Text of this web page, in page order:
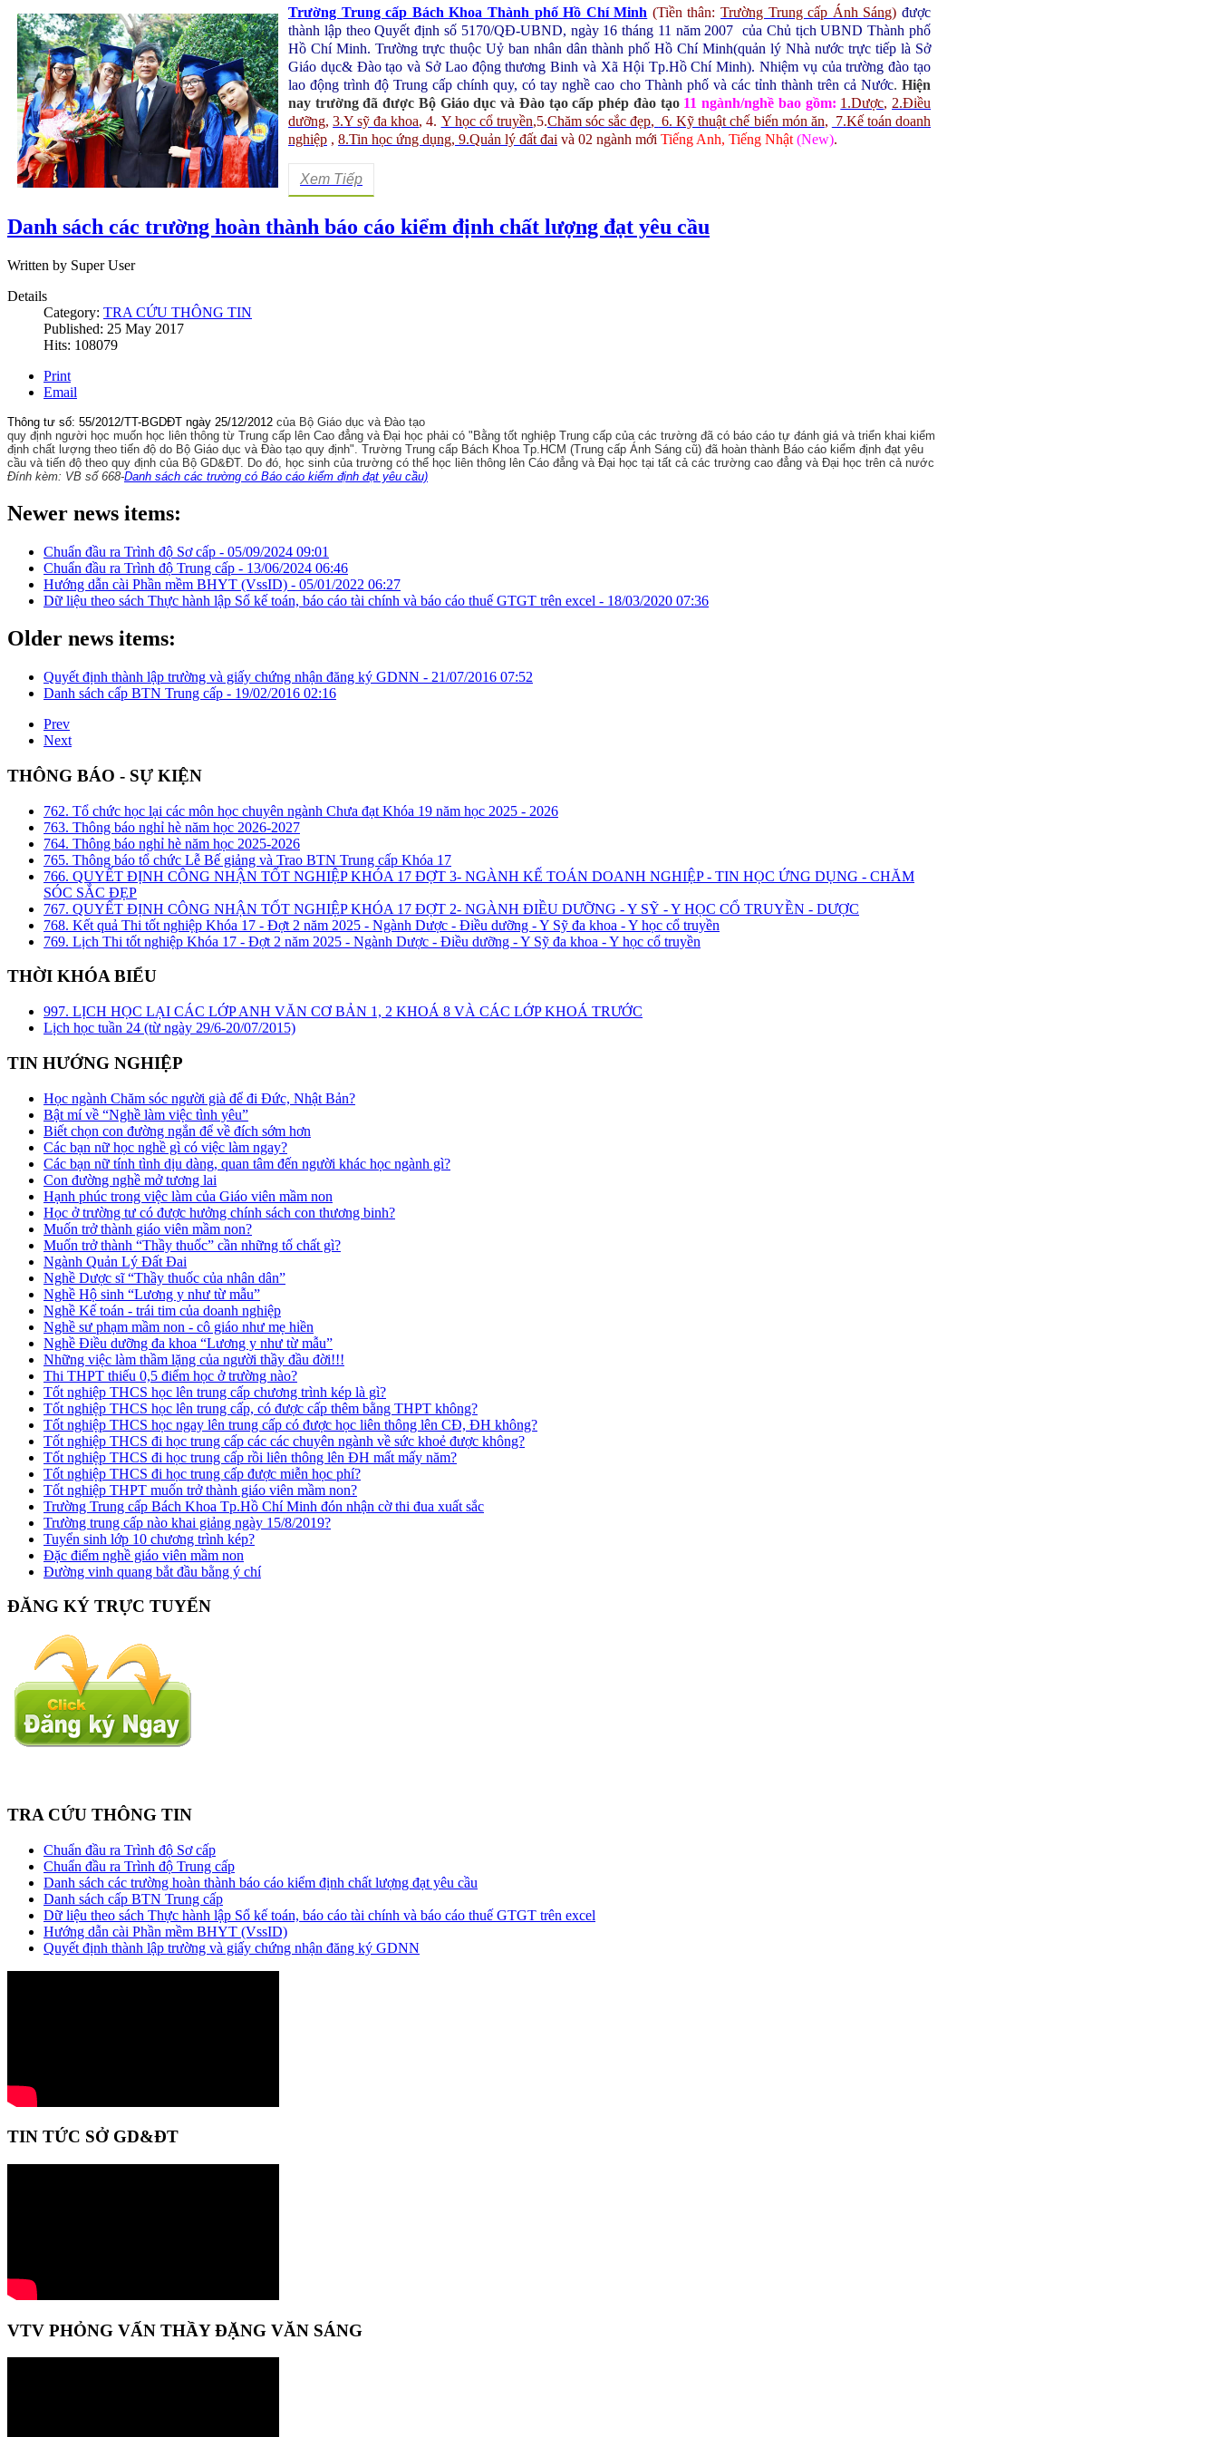
Trường Trung cấp Bách Khoa Thành phố Hồ Chí Minh (Tiền thân:Trường Trung cấp Ánh Sáng) được
thành lập theo Quyết định số 5170/QĐ-UBND, ngày 16 tháng 11 năm 2007 của Chủ tịch UBND Thành phố
Hồ Chí Minh. Trường trực thuộc Uỷ ban nhân dân thành phố Hồ Chí Minh(quản lý Nhà nước trực tiếp là Sở
Giáo dục& Đào tạo và Sở Lao động thương Binh và Xã Hội Tp.Hồ Chí Minh). Nhiệm vụ của trường đào tạo
lao động trình độ Trung cấp chính quy, có tay nghề cao cho Thành phố và các tỉnh thành trên cả Nước.Hiện
nay trường đã được Bộ Giáo dục và Đào tạo cấp phép đào tạo11 ngành/nghề bao gồm: 1.Dược, 2.Điều
dưỡng,3.Y sỹ đa khoa,4. Y học cổ truyền,5.Chăm sóc sắc đẹp, 6. Kỹ thuật chế biến món ăn, 7.Kế toán doanh
nghiệp , 8.Tin học ứng dụng, 9.Quản lý đất đai và 02 ngành mới Tiếng Anh, Tiếng Nhật (New).
Xem Tiếp
Danh sách các trường hoàn thành báo cáo kiểm định chất lượng đạt yêu cầu
Written by Super User
Details
Category: TRA CỨU THÔNG TIN
Published: 25 May 2017
Hits: 108079
Print
Email
Thông tư số: 55/2012/TT-BGDĐT ngày 25/12/2012 của Bộ Giáo dục và Đào tạo
quy định người học muốn học liên thông từ Trung cấp lên Cao đẳng và Đại học phải có "Bằng tốt nghiệp Trung cấp của các trường đã có báo cáo tự đánh giá và triển khai kiểm
định chất lượng theo tiến độ do Bộ Giáo dục và Đào tạo quy định". Trường Trung cấp Bách Khoa Tp.HCM (Trung cấp Ánh Sáng cũ) đã hoàn thành Báo cáo kiểm định đạt yêu
cầu và tiến độ theo quy định của Bộ GD&ĐT. Do đó, học sinh của trường có thể học liên thông lên Cáo đẳng và Đại học tại tất cả các trường cao đẳng và Đại học trên cả nước
Đính kèm: VB số 668-Danh sách các trường có Báo cáo kiểm định đạt yêu cầu)
Newer news items:
Chuẩn đầu ra Trình độ Sơ cấp - 05/09/2024 09:01
Chuẩn đầu ra Trình độ Trung cấp - 13/06/2024 06:46
Hướng dẫn cài Phần mềm BHYT (VssID) - 05/01/2022 06:27
Dữ liệu theo sách Thực hành lập Sổ kế toán, báo cáo tài chính và báo cáo thuế GTGT trên excel - 18/03/2020 07:36
Older news items:
Quyết định thành lập trường và giấy chứng nhận đăng ký GDNN - 21/07/2016 07:52
Danh sách cấp BTN Trung cấp - 19/02/2016 02:16
Prev
Next
THÔNG BÁO - SỰ KIỆN
762. Tổ chức học lại các môn học chuyên ngành Chưa đạt Khóa 19 năm học 2025 - 2026
763. Thông báo nghỉ hè năm học 2026-2027
764. Thông báo nghỉ hè năm học 2025-2026
765. Thông báo tổ chức Lễ Bế giảng và Trao BTN Trung cấp Khóa 17
766. QUYẾT ĐỊNH CÔNG NHẬN TỐT NGHIỆP KHÓA 17 ĐỢT 3- NGÀNH KẾ TOÁN DOANH NGHIỆP - TIN HỌC ỨNG DỤNG - CHĂM
SÓC SẮC ĐẸP
767. QUYẾT ĐỊNH CÔNG NHẬN TỐT NGHIỆP KHÓA 17 ĐỢT 2- NGÀNH ĐIỀU DƯỠNG - Y SỸ - Y HỌC CỔ TRUYỀN - DƯỢC
768. Kết quả Thi tốt nghiệp Khóa 17 - Đợt 2 năm 2025 - Ngành Dược - Điều dưỡng - Y Sỹ đa khoa - Y học cổ truyền
769. Lịch Thi tốt nghiệp Khóa 17 - Đợt 2 năm 2025 - Ngành Dược - Điều dưỡng - Y Sỹ đa khoa - Y học cổ truyền
THỜI KHÓA BIỂU
997. LỊCH HỌC LẠI CÁC LỚP ANH VĂN CƠ BẢN 1, 2 KHOÁ 8 VÀ CÁC LỚP KHOÁ TRƯỚC
Lịch học tuần 24 (từ ngày 29/6-20/07/2015)
TIN HƯỚNG NGHIỆP
Học ngành Chăm sóc người già để đi Đức, Nhật Bản?
Bật mí về “Nghề làm việc tình yêu”
Biết chọn con đường ngắn để về đích sớm hơn
Các bạn nữ học nghề gì có việc làm ngay?
Các bạn nữ tính tình dịu dàng, quan tâm đến người khác học ngành gì?
Con đường nghề mở tương lai
Hạnh phúc trong việc làm của Giáo viên mầm non
Học ở trường tư có được hưởng chính sách con thương binh?
Muốn trở thành giáo viên mầm non?
Muốn trở thành “Thầy thuốc” cần những tố chất gì?
Ngành Quản Lý Đất Đai
Nghề Dược sĩ “Thầy thuốc của nhân dân”
Nghề Hộ sinh “Lương y như từ mẫu”
Nghề Kế toán - trái tim của doanh nghiệp
Nghề sư phạm mầm non - cô giáo như mẹ hiền
Nghề Điều dưỡng đa khoa “Lương y như từ mẫu”
Những việc làm thầm lặng của người thầy đầu đời!!!
Thi THPT thiếu 0,5 điểm học ở trường nào?
Tốt nghiệp THCS học lên trung cấp chương trình kép là gì?
Tốt nghiệp THCS học lên trung cấp, có được cấp thêm bằng THPT không?
Tốt nghiệp THCS học ngay lên trung cấp có được học liên thông lên CĐ, ĐH không?
Tốt nghiệp THCS đi học trung cấp các các chuyên ngành về sức khoẻ được không?
Tốt nghiệp THCS đi học trung cấp rồi liên thông lên ĐH mất mấy năm?
Tốt nghiệp THCS đi học trung cấp được miễn học phí?
Tốt nghiệp THPT muốn trở thành giáo viên mầm non?
Trường Trung cấp Bách Khoa Tp.Hồ Chí Minh đón nhận cờ thi đua xuất sắc
Trường trung cấp nào khai giảng ngày 15/8/2019?
Tuyển sinh lớp 10 chương trình kép?
Đặc điểm nghề giáo viên mầm non
Đường vinh quang bắt đầu bằng ý chí
ĐĂNG KÝ TRỰC TUYẾN
TRA CỨU THÔNG TIN
Chuẩn đầu ra Trình độ Sơ cấp
Chuẩn đầu ra Trình độ Trung cấp
Danh sách các trường hoàn thành báo cáo kiểm định chất lượng đạt yêu cầu
Danh sách cấp BTN Trung cấp
Dữ liệu theo sách Thực hành lập Sổ kế toán, báo cáo tài chính và báo cáo thuế GTGT trên excel
Hướng dẫn cài Phần mềm BHYT (VssID)
Quyết định thành lập trường và giấy chứng nhận đăng ký GDNN
TIN TỨC SỞ GD&ĐT
VTV PHỎNG VẤN THẦY ĐẶNG VĂN SÁNG